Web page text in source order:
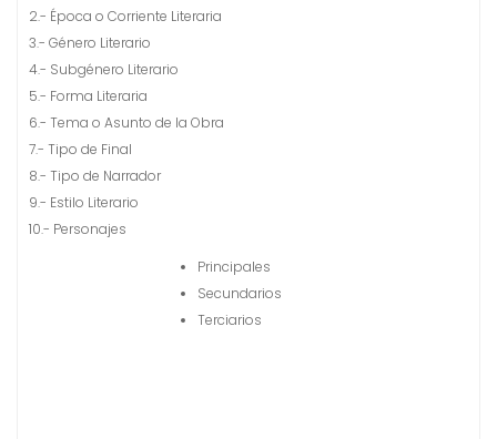
2.- Época o Corriente Literaria
3.- Género Literario
4.- Subgénero Literario
5.- Forma Literaria
6.- Tema o Asunto de la Obra
7.- Tipo de Final
8.- Tipo de Narrador
9.- Estilo Literario
10.- Personajes
Principales
Secundarios
Terciarios